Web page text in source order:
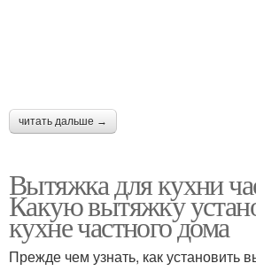
читать дальше →
Вытяжка для кухни
Какую вытяжку
кухне частного дома
Прежде чем узнать, как установить